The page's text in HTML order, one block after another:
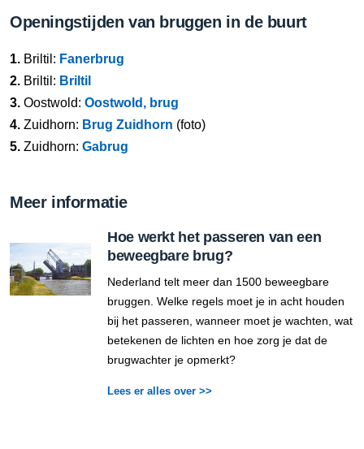
Openingstijden van bruggen in de buurt
1. Briltil: Fanerbrug
2. Briltil: Briltil
3. Oostwold: Oostwold, brug
4. Zuidhorn: Brug Zuidhorn (foto)
5. Zuidhorn: Gabrug
Meer informatie
Hoe werkt het passeren van een
beweegbare brug?
Nederland telt meer dan 1500 beweegbare
bruggen. Welke regels moet je in acht houden
bij het passeren, wanneer moet je wachten, wat
betekenen de lichten en hoe zorg je dat de
brugwachter je opmerkt?
Lees er alles over >>